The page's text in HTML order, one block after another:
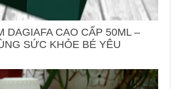
DAGIAFA CAO CẤP 50ML –
SỨC KHỎE BÉ YÊU